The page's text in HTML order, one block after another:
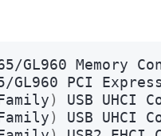
GL960 Memory
GL960 PCI Express
) USB UHCI
) USB UHCI